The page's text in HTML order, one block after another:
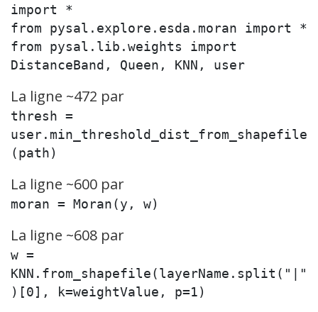
import *
from pysal.explore.esda.moran import *
from pysal.lib.weights import
DistanceBand, Queen, KNN, user
La ligne ~472 par
thresh =
user.min_threshold_dist_from_shapefile
(path)
La ligne ~600 par
moran = Moran(y, w)
La ligne ~608 par
w =
KNN.from_shapefile(layerName.split("|"
)[0], k=weightValue, p=1)